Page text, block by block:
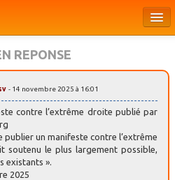
REPONSE
- 14 novembre 2025 à 16:01
contre l’extrême droite publié par
publier un manifeste contre l’extrême
soutenu le plus largement possible,
existants ».
2025